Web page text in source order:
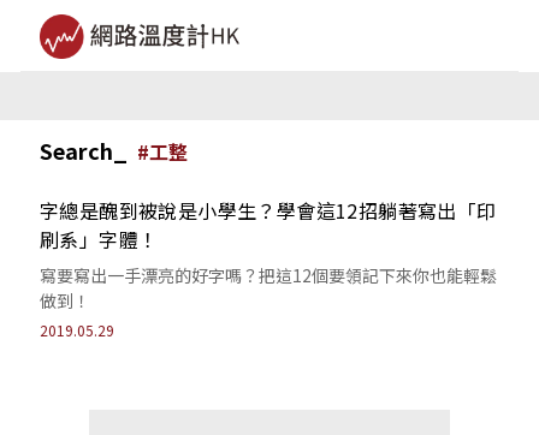
Search_ #工整
字總是醜到被說是小學生？學會這12招躺著寫出「印
刷系」字體！
寫要寫出一手漂亮的好字嗎？把這12個要領記下來你也能輕鬆
做到！
2019.05.29